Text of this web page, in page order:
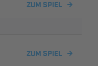
ZUM SPIEL
ZUM SPIEL